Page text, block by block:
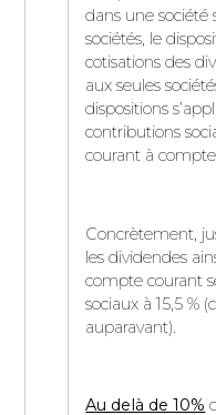
dans une société
sociétés, le
cotisations des
aux seules
dispositions
contributions
courant à
Concrètement,
les dividendes
compte courant
sociaux à 15,5 %
auparavant).
Au delà de 10%